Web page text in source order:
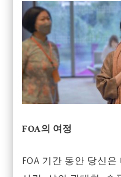
FOA의 여정
FOA 기간 동안 당신